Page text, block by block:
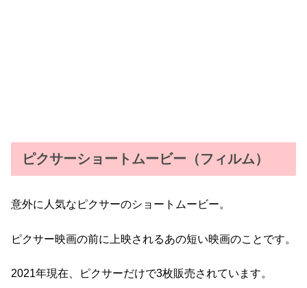
ピクサーショートムービー（フィルム）
意外に人気なピクサーのショートムービー。
ピクサー映画の前に上映されるあの短い映画のことです。
2021年現在、ピクサーだけで3枚販売されています。